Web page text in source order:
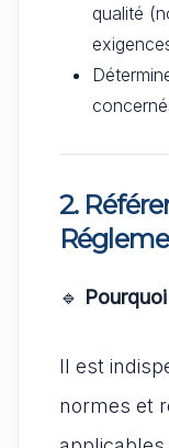
qualité
2.
🔹
Il est
normes et